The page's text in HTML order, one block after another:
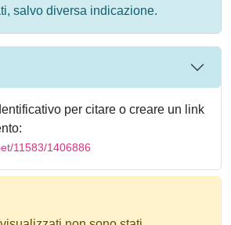
salvo diversa indicazione.
per citare o creare un link
11583/1406886